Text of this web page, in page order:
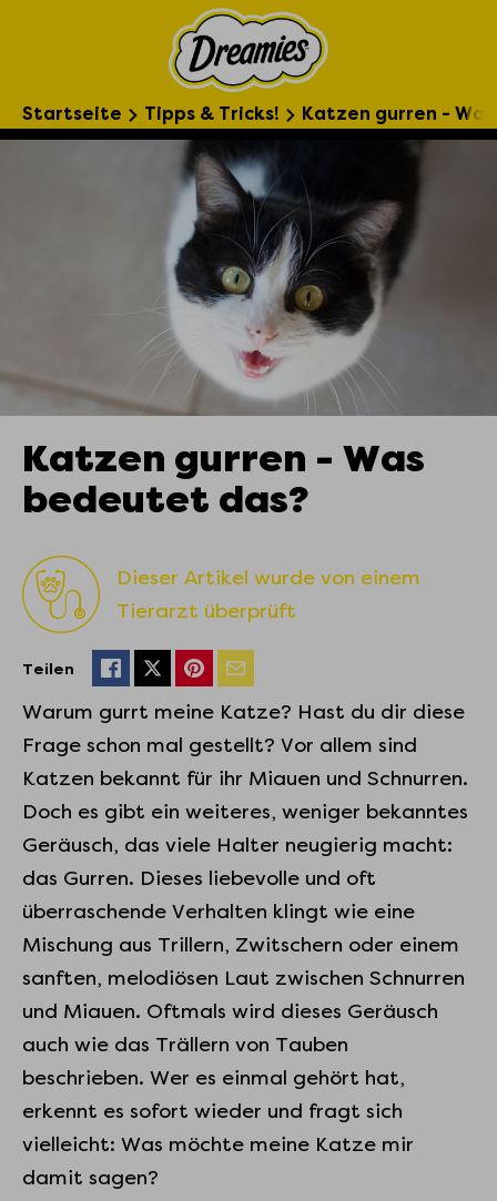
Startseite Tipps & Tricks! Katzen gurren -
Katzen gurren - Was
bedeutet das?
Dieser Artikel wurde von einem
Tierarzt überprüft
Teilen
Warum gurrt meine Katze? Hast du dir diese
Frage schon mal gestellt? Vor allem sind
Katzen bekannt für ihr Miauen und Schnurren.
Doch es gibt ein weiteres, weniger bekanntes
Geräusch, das viele Halter neugierig macht:
das Gurren. Dieses liebevolle und oft
überraschende Verhalten klingt wie eine
Mischung aus Trillern, Zwitschern oder einem
sanften, melodiösen Laut zwischen Schnurren
und Miauen. Oftmals wird dieses Geräusch
auch wie das Trällern von Tauben
beschrieben. Wer es einmal gehört hat,
erkennt es sofort wieder und fragt sich
vielleicht: Was möchte meine Katze mir
damit sagen?